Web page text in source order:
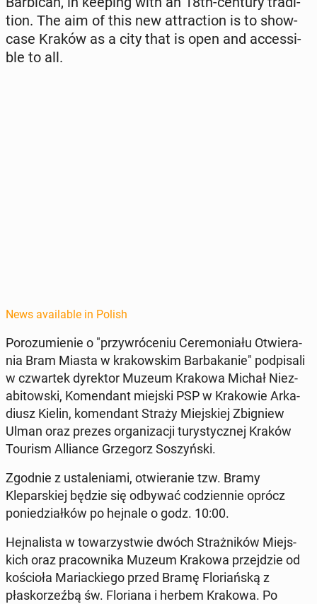
tion. The aim of this new at­trac­tion is to show­
case Kraków as a city that is open and ac­ces­si­
ble to all.
News available in Polish
Porozu­mie­nie o "przy­wróce­niu Cer­e­mo­ni­ału Otwiera­
nia Bram Miasta w krakowskim Bar­bakanie" pod­pisali
w czwartek dyrek­tor Muzeum Krakowa Michał Niez­
abitows­ki, Komen­dant miejski PSP w Krakowie Arka­
diusz Kielin, komen­dant Straży Miejskiej Zbig­niew
Ulman oraz prezes or­ga­ni­za­cji tu­rysty­cznej Kraków
Tourism Al­liance Grze­gorz Soszyńs­ki.
Zgodnie z ustal­e­ni­a­mi, otwieranie tzw. Bramy
Kleparskiej będzie się odbywać codzi­en­nie oprócz
poniedzi­ałków po hejnale o godz. 10:00.
Hej­nal­ista w to­warzys­t­wie dwóch Strażników Miejs­
kich oraz pra­cown­i­ka Muzeum Krakowa prze­jdzie od
koś­cioła Mari­ack­iego przed Bramę Flo­ri­ańską z
płasko­rzeźbą św. Flo­ri­ana i herbem Krakowa. Po